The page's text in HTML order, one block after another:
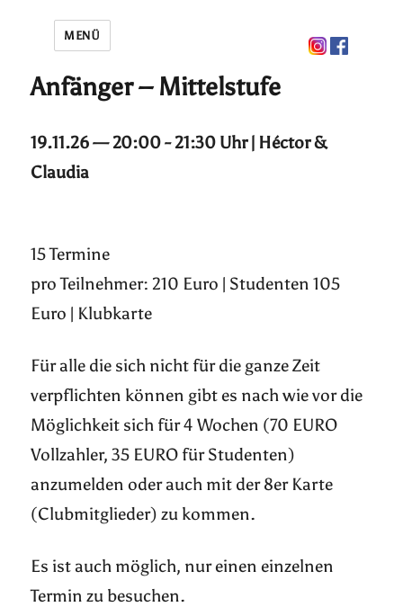
MENÜ
Anfänger – Mittelstufe
19.11.26 — 20:00 - 21:30 Uhr | Héctor &
Claudia
15 Termine
pro Teilnehmer: 210 Euro | Studenten 105
Euro | Klubkarte
Für alle die sich nicht für die ganze Zeit
verpflichten können gibt es nach wie vor die
Möglichkeit sich für 4 Wochen (70 EURO
Vollzahler, 35 EURO für Studenten)
anzumelden oder auch mit der 8er Karte
(Clubmitglieder) zu kommen.
Es ist auch möglich, nur einen einzelnen
Termin zu besuchen.